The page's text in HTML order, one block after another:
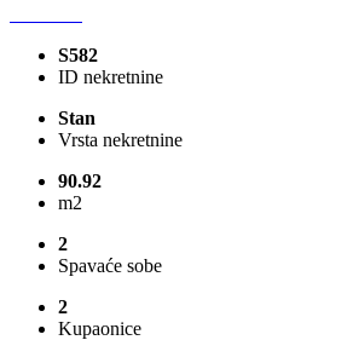
S582
ID nekretnine
Stan
Vrsta nekretnine
90.92
m2
2
Spavaće sobe
2
Kupaonice